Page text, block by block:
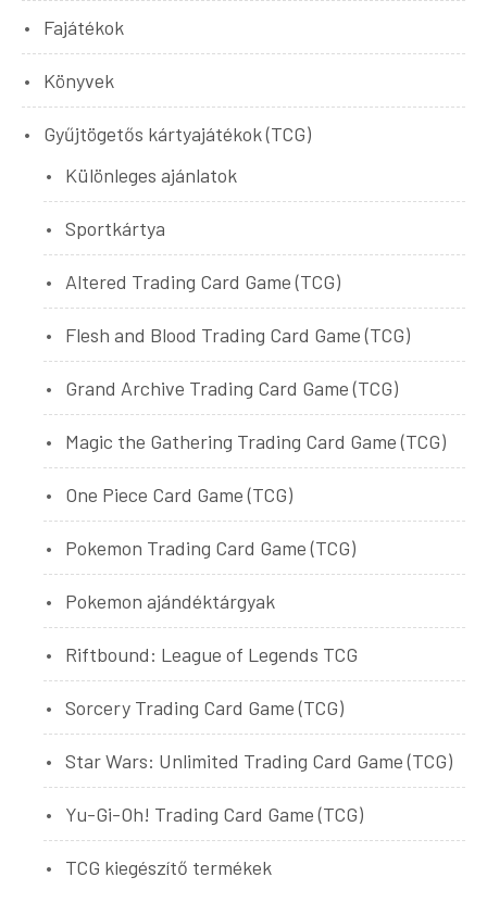
Fajátékok
Könyvek
Gyűjtögetős kártyajátékok (TCG)
Különleges ajánlatok
Sportkártya
Altered Trading Card Game (TCG)
Flesh and Blood Trading Card Game (TCG)
Grand Archive Trading Card Game (TCG)
Magic the Gathering Trading Card Game (TCG)
One Piece Card Game (TCG)
Pokemon Trading Card Game (TCG)
Pokemon ajándéktárgyak
Riftbound: League of Legends TCG
Sorcery Trading Card Game (TCG)
Star Wars: Unlimited Trading Card Game (TCG)
Yu-Gi-Oh! Trading Card Game (TCG)
TCG kiegészítő termékek